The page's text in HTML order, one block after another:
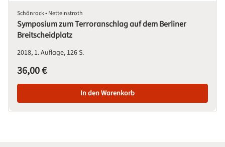
Schönrock • Nettelnstroth
Symposium zum Terroranschlag auf dem Berliner
Breitscheidplatz
2018 1. Auflage 126 S.
Regulärer Preis:
36,00 €
In den Warenkorb